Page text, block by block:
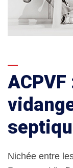
Nichée entre